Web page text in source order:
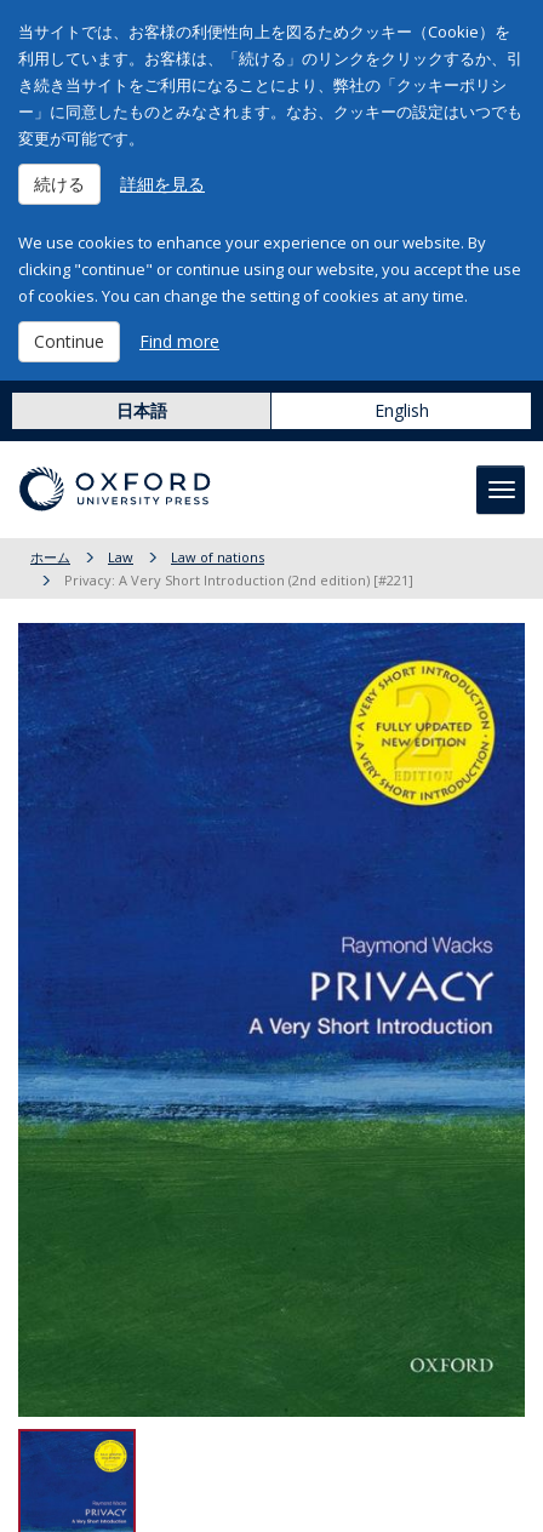
当サイトでは、お客様の利便性向上を図るためクッキー（Cookie）を
利用しています。お客様は、「続ける」のリンクをクリックするか、引
き続き当サイトをご利用になることにより、弊社の「クッキーポリシ
ー」に同意したものとみなされます。なお、クッキーの設定はいつでも
変更が可能です。
続ける 詳細を見る
We use cookies to enhance your experience on our website. By
clicking "continue" or continue using our website, you accept the use
of cookies. You can change the setting of cookies at any time.
Continue Find more
日本語 English
ホーム Law
Law of nations
Privacy: A Very Short Introduction (2nd edition) [#221]